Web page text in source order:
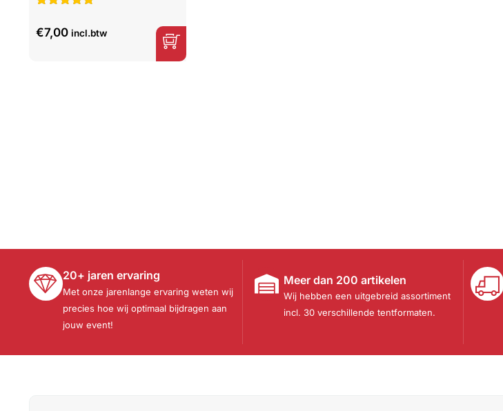
5.00op 5
gebaseerd
€7,00 incl.btw
20+ jaren ervaring
Met onze jarenlange ervaring weten wij
precies hoe wij optimaal bijdragen aan
jouw event!
Meer dan 200 artikelen
Wij hebben een uitgebreid assortiment
incl. 30 verschillende tentformaten.